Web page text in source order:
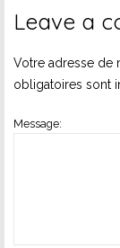
Leave a
Votre adresse de
obligatoires sont
Message: